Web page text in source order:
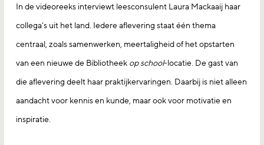
In de videoreeks interviewt leesconsulent Laura Mackaaij haar
collega’s uit het land. Iedere aflevering staat één thema
centraal, zoals samenwerken, meertaligheid of het opstarten
van een nieuwe de Bibliotheek op school-locatie. De gast van
die aflevering deelt haar praktijkervaringen. Daarbij is niet alleen
aandacht voor kennis en kunde, maar ook voor motivatie en
inspiratie.